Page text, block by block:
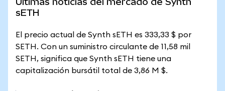
sETH
El precio actual de Synth sETH es 333,33 $ por
SETH. Con un suministro circulante de 11,58 mil
SETH, significa que Synth sETH tiene una
capitalización bursátil total de 3,86 M $.